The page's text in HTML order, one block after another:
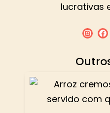
lucrativas